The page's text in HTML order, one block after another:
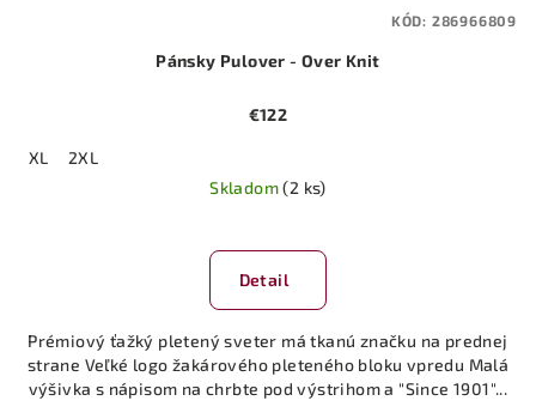
Pánsky Pulover - Over Knit
€122
XL
2XL
Skladom(2 ks)
Detail
Prémiový ťažký pletený sveter má tkanú značku na prednej
strane Veľké logo žakárového pleteného bloku vpredu Malá
výšivka s nápisom na chrbte pod výstrihom a "Since 1901"...
KÓD: 286966809